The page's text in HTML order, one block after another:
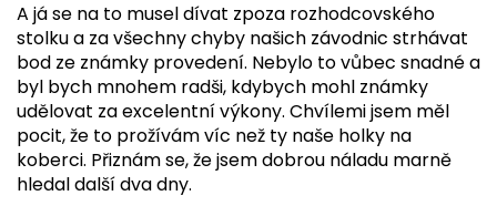
A já se na to musel dívat zpoza rozhodcovského
stolku a za všechny chyby našich závodnic strhávat
bod ze známky provedení. Nebylo to vůbec snadné a
byl bych mnohem radši, kdybych mohl známky
udělovat za excelentní výkony. Chvílemi jsem měl
pocit, že to prožívám víc než ty naše holky na
koberci. Přiznám se, že jsem dobrou náladu marně
hledal další dva dny.